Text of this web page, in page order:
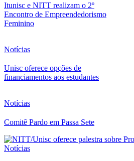
Itunisc e NITT realizam o 2º
Encontro de Empreendedorismo
Feminino
Notícias
Unisc oferece opções de
financiamentos aos estudantes
Notícias
Comitê Pardo em Passa Sete
Notícias